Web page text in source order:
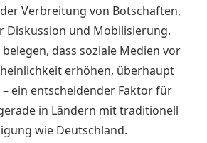
Verbreitung von Botschaften,
Diskussion und Mobilisierung.
dass soziale Medien vor
erhöhen, überhaupt
ein entscheidender Faktor für
in Ländern mit traditionell
wie Deutschland.